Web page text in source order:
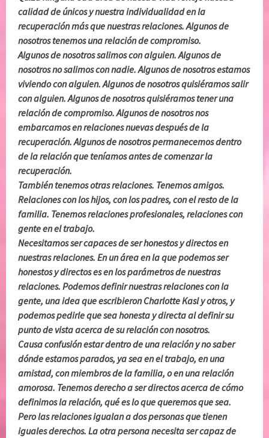
calidad de únicos y nuestra individualidad en la
recuperación más que nuestras relaciones. Algunos de
nosotros tenemos una relación de compromiso.
Algunos de nosotros salimos con alguien. Algunos de
nosotros no salimos con nadie. Algunos de nosotros estamos
viviendo con alguien. Algunos de nosotros quisiéramos salir
con alguien. Algunos de nosotros quisiéramos tener una
relación de compromiso. Algunos de nosotros nos
embarcamos en relaciones nuevas después de la
recuperación. Algunos de nosotros permanecemos dentro
de la relación que teníamos antes de comenzar la
recuperación.
También tenemos otras relaciones. Tenemos amigos.
Relaciones con los hijos, con los padres, con el resto de la
familia. Tenemos relaciones profesionales, relaciones con
gente en el trabajo.
Necesitamos ser capaces de ser honestos y directos en
nuestras relaciones. En un área en la que podemos ser
honestos y directos es en los parámetros de nuestras
relaciones. Podemos definir nuestras relaciones con la
gente, una idea que escribieron Charlotte Kasl y otros, y
podemos pedirle que sea honesta y directa al definir su
punto de vista acerca de su relación con nosotros.
Causa confusión estar dentro de una relación y no saber
dónde estamos parados, ya sea en el trabajo, en una
amistad, con miembros de la familia, o en una relación
amorosa. Tenemos derecho a ser directos acerca de cómo
definimos la relación, qué es lo que queremos que sea.
Pero las relaciones igualan a dos personas que tienen
iguales derechos. La otra persona necesita ser capaz de